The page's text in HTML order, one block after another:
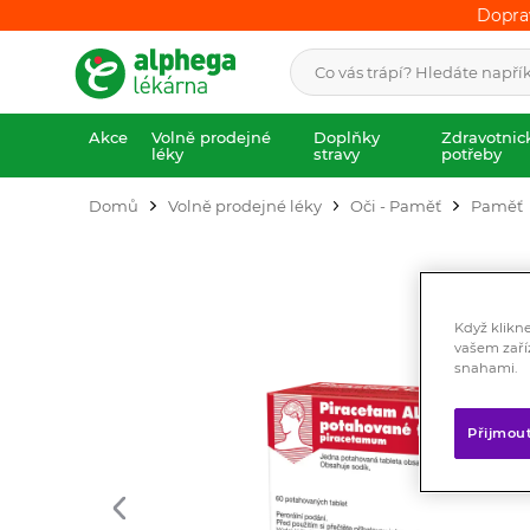
Akce
Volně prodejné
léky
Doplňky
stravy
potřeby
Domů Volně prodejné léky Oči - Paměť Paměť
Když
vašem
snahami.